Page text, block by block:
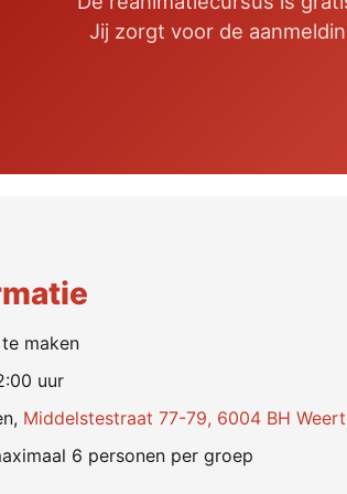
Jij zorgt voor de
maken
uur
Middelstestraat 77-79, 6004 BH Weert
6 personen per groep